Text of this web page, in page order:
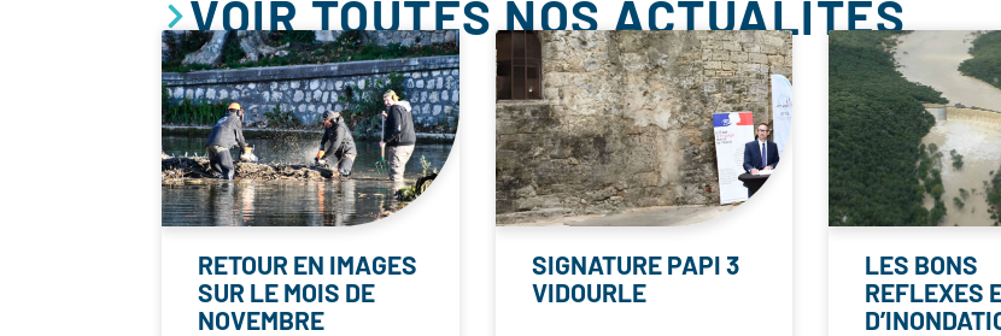
VOIR TOUTES NOS ACTUALITÉS
RETOUR EN IMAGES
SUR LE MOIS DE
NOVEMBRE
SIGNATURE PAPI 3
VIDOURLE
LES BONS
REFLEXES